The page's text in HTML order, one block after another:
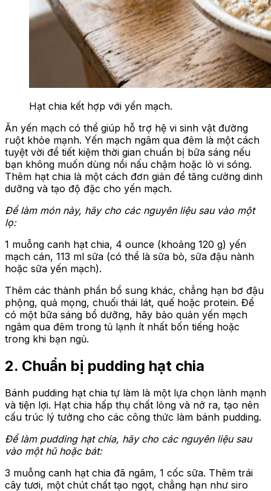
Hạt chia kết hợp với yến mạch.
Ăn yến mạch có thể giúp hỗ trợ hệ vi sinh vật đường
ruột khỏe mạnh. Yến mạch ngâm qua đêm là một cách
tuyệt vời để tiết kiệm thời gian chuẩn bị bữa sáng nếu
bạn không muốn dùng nồi nấu chậm hoặc lò vi sóng.
Thêm hạt chia là một cách đơn giản để tăng cường dinh
dưỡng và tạo độ đặc cho yến mạch.
Để làm món này, hãy cho các nguyên liệu sau vào một
lọ:
1 muỗng canh hạt chia, 4 ounce (khoảng 120 g) yến
mạch cán, 113 ml sữa (có thể là sữa bò, sữa đậu nành
hoặc sữa yến mạch).
Thêm các thành phần bổ sung khác, chẳng hạn bơ đậu
phộng, quả mọng, chuối thái lát, quế hoặc protein. Để
có một bữa sáng bổ dưỡng, hãy bảo quản yến mạch
ngâm qua đêm trong tủ lạnh ít nhất bốn tiếng hoặc
trong khi bạn ngủ.
2. Chuẩn bị pudding hạt chia
Bánh pudding hạt chia tự làm là một lựa chọn lành mạnh
và tiện lợi. Hạt chia hấp thụ chất lỏng và nở ra, tạo nên
cấu trúc lý tưởng cho các công thức làm bánh pudding.
Để làm pudding hạt chia, hãy cho các nguyên liệu sau
vào một hũ hoặc bát:
3 muỗng canh hạt chia đã ngâm, 1 cốc sữa. Thêm trái
cây tươi, một chút chất tạo ngọt, chẳng hạn như siro